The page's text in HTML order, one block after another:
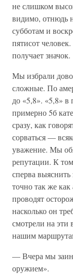
не слишком
видимо, отнюдь
субботам и
пятисот
получает значок.
Мы избрали
сложные. По
до «5,8». «5,8» в
примерно 5б
сразу, как
сорваться —
уважение. Мы
репутации. К
сперва
точно так же
проводят
насколько он
смотрели на эти
нашим
— Вчера мы
оружием».